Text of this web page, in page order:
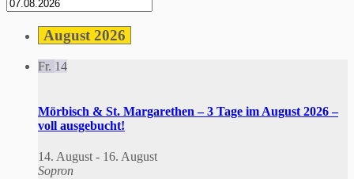
August 2026
Fr. 14
Mörbisch & St. Margarethen – 3 Tage im August 2026 –
voll ausgebucht!
14. August - 16. August
Sopron